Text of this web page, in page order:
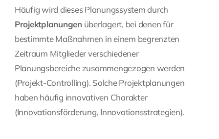
Häufig wird dieses Planungssystem durch
Projektplanungen überlagert, bei denen für
bestimmte Maßnahmen in einem begrenzten
Zeitraum Mitglieder verschiedener
Planungsbereiche zusammengezogen werden
(Projekt-Controlling). Solche Projektplanungen
haben häufig innovativen Charakter
(Innovationsförderung, Innovationsstrategien).